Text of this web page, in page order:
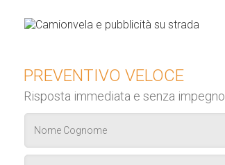
PREVENTIVO VELOCE
Risposta immediata e senza impegno